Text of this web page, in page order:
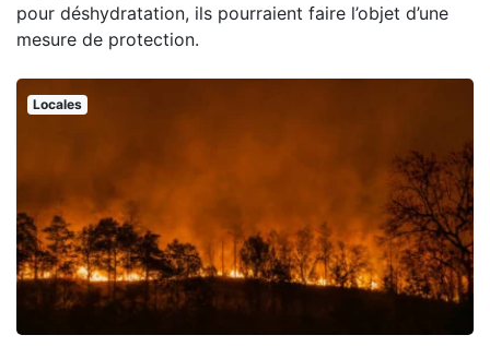
pour déshydratation, ils pourraient faire l’objet d’une
mesure de protection.
Locales